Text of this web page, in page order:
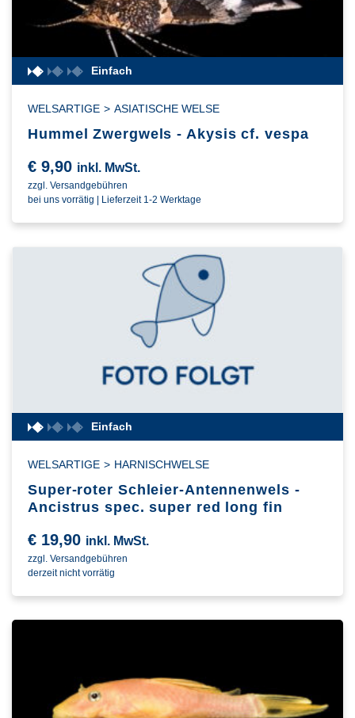
Einfach
WELSARTIGE > ASIATISCHE WELSE
Hummel Zwergwels - Akysis cf. vespa
€ 9,90 inkl. MwSt.
zzgl. Versandgebühren
bei uns vorrätig | Lieferzeit 1-2 Werktage
Einfach
WELSARTIGE > HARNISCHWELSE
Super-roter Schleier-Antennenwels -
Ancistrus spec. super red long fin
€ 19,90 inkl. MwSt.
zzgl. Versandgebühren
derzeit nicht vorrätig